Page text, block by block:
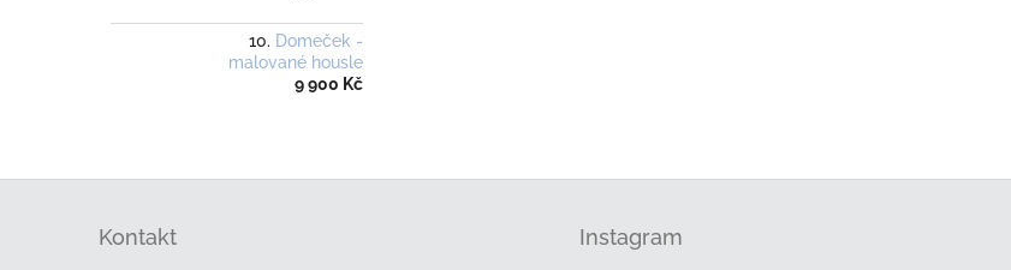
Domeček -
malované housle
9 900 Kč
Kontakt Instagram